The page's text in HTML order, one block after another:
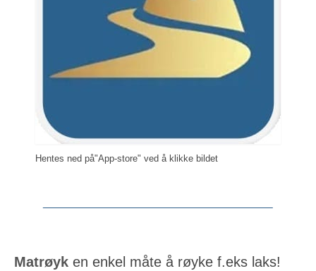
Hentes ned på"App-store" ved å klikke bildet
Matrøyk en enkel måte å røyke f.eks laks!